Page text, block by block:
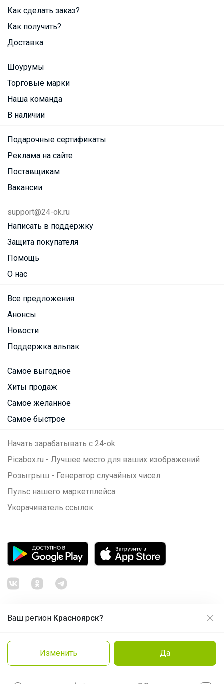
Ваш регион Красноярск?
Изменить Да
Как сделать заказ?
Как получить?
Доставка
Шоурумы
Торговые марки
Наша команда
В наличии
Подарочные сертификаты
Реклама на сайте
Поставщикам
Вакансии
support@24-ok.ru
Написать в поддержку
Защита покупателя
Помощь
О нас
Все предложения
Анонсы
Новости
Поддержка альпак
Самое выгодное
Хиты продаж
Самое желанное
Самое быстрое
Начать зарабатывать с 24-ok
Picabox.ru - Лучшее место для ваших изображений
Розыгрыш - Генератор случайных чисел
Пульс нашего маркетплейса
Укорачиватель ссылок
Политика конфиденциальности
Cоглашение пользователя
Продолжая использовать этот сайт и нажимая кнопку
Принять